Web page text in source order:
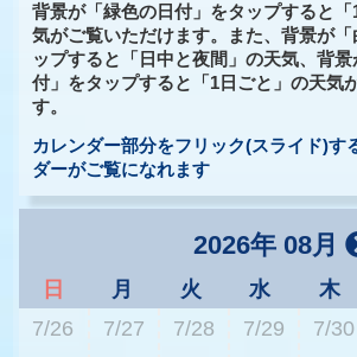
背景が「緑色の日付」をタップすると
気がご覧いただけます。また、背景が「
ップすると「日中と夜間」の天気、背景
付」をタップすると「1日ごと」の天気
す。
カレンダー部分をフリック(スライド)す
ダーがご覧になれます
2026年 08月
日 月 火 水 木
7/26
7/27 7/28 7/29 7/30